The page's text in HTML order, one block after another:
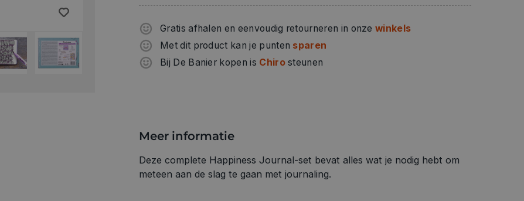
Gratis afhalen en eenvoudig retourneren in onzewinkels
Met dit product kan je punten sparen
Bij De Banier kopen is Chirosteunen
Meer informatie
Deze complete Happiness Journal-set bevat alles wat je nodig hebt om
meteen aan de slag te gaan met journaling.